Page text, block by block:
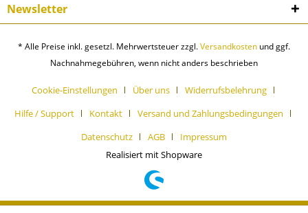
Newsletter
* Alle Preise inkl. gesetzl. Mehrwertsteuer zzgl.Versandkosten und ggf.
Nachnahmegebühren, wenn nicht anders beschrieben
Cookie-Einstellungen Über uns
Widerrufsbelehrung
Hilfe / Support
Kontakt
Versand und Zahlungsbedingungen
Datenschutz
AGB
Impressum
Realisiert mit Shopware